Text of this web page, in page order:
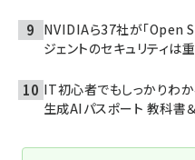
NVIDIAら37社が「Open
ジェントのセキュリティ
IT初心者でもしっかりわか
生成AIパスポート 教科書